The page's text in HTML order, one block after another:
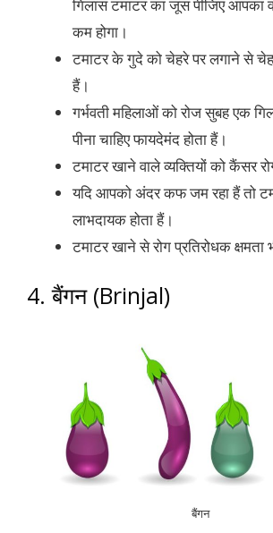
गिलास टमाटर का जूस पीजिए आपका
कम होगा।
टमाटर के गुदे को चेहरे पर लगाने से
हैं।
गर्भवती महिलाओं को रोज सुबह एक
पीना चाहिए फायदेमंद होता हैं।
टमाटर खाने वाले व्यक्तियों को कैंसर
यदि आपको अंदर कफ जम रहा हैं तो
लाभदायक होता हैं।
टमाटर खाने से रोग प्रतिरोधक क्षमता
4. बैंगन (Brinjal)
बैंगन